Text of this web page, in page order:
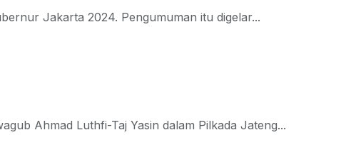
Jakarta 2024. Pengumuman itu digelar...
Ahmad Luthfi-Taj Yasin dalam Pilkada Jateng...